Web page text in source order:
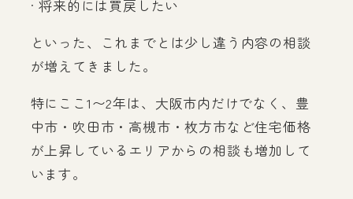
· 将来的には買戻したい
といった、これまでとは少し違う内容の相談
が増えてきました。
特にここ1〜2年は、大阪市内だけでなく、豊
中市・吹田市・高槻市・枚方市など住宅価格
が上昇しているエリアからの相談も増加して
います。